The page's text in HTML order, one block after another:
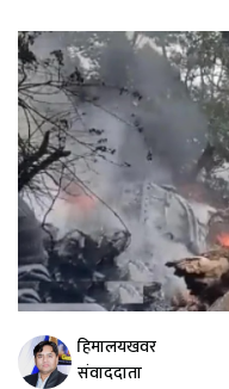
हिमालयखवर
संवाददाता